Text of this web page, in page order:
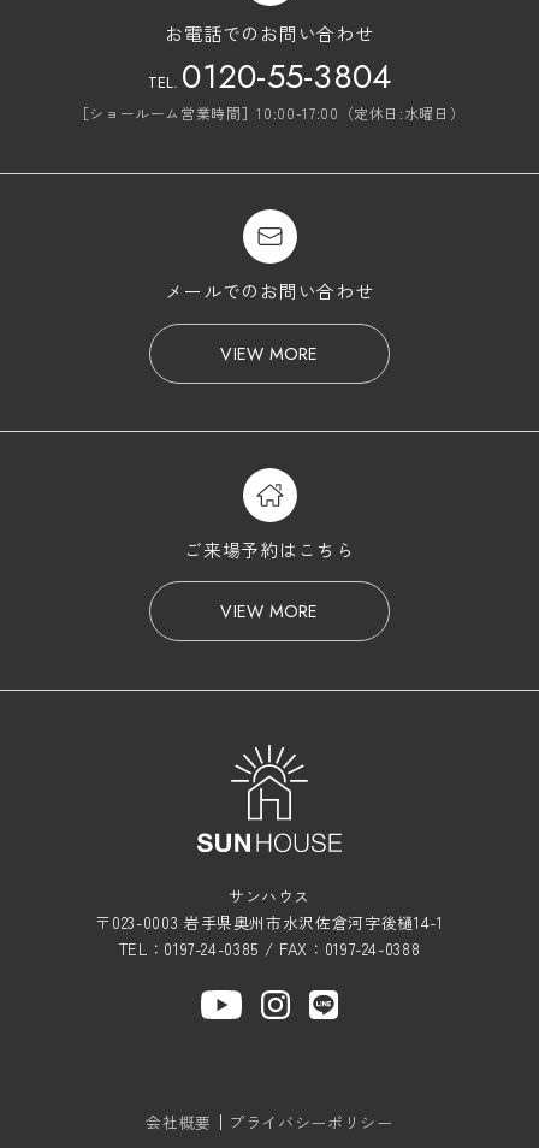
お電話でのお問い合わせ
TEL. 0120-55-3804
［ショールーム営業時間］10:00-17:00（定休日:水曜日）
メールでのお問い合わせ
VIEW MORE
ご来場予約はこちら
VIEW MORE
サンハウス
〒023-0003 岩手県奥州市水沢佐倉河字後樋14-1
TEL：0197-24-0385 / FAX：0197-24-0388
会社概要 プライバシーポリシー